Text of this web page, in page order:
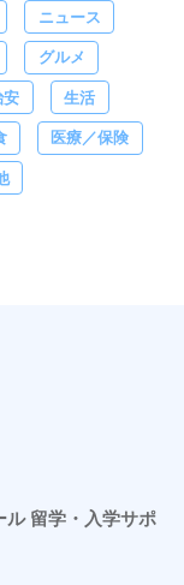
ニュース
グルメ
安 生活
医療／保険
ル 留学・入学サポ